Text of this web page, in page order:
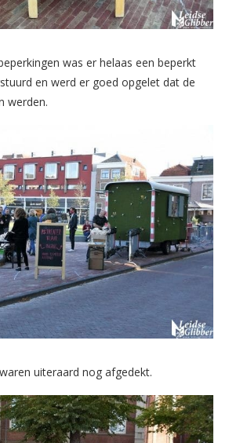
was er helaas een beperkt
en werd er goed opgelet dat de
werden.
uiteraard nog afgedekt.